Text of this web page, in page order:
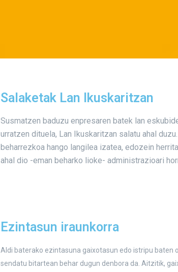
Salaketak Lan Ikuskaritzan
Susmatzen baduzu enpresaren batek lan
urratzen dituela, Lan Ikuskaritzan salatu ahal
beharrezkoa hango langilea izatea, edozein
ahal dio -eman beharko lioke- administrazioari
Ezintasun iraunkorra
Aldi baterako ezintasuna gaixotasun edo istripu baten
sendatu bitartean behar dugun denbora da. Aitzitik,